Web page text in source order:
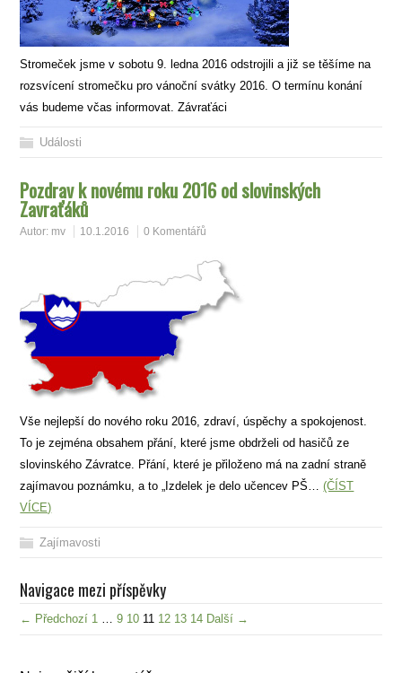
Stromeček jsme v sobotu 9. ledna 2016 odstrojili a již se těšíme na
rozsvícení stromečku pro vánoční svátky 2016. O termínu konání
vás budeme včas informovat. Závraťáci
Události
Pozdrav k novému roku 2016 od slovinských
Zavraťáků
Autor: mv 10.1.2016 0 Komentářů
Vše nejlepší do nového roku 2016, zdraví, úspěchy a spokojenost.
To je zejména obsahem přání, které jsme obdrželi od hasičů ze
slovinského Závratce. Přání, které je přiloženo má na zadní straně
zajímavou poznámku, a to „Izdelek je delo učencev PŠ…(ČÍST
VÍCE)
Zajímavosti
Navigace mezi příspěvky
← Předchozí 1 9 10 11 12 13 14 Další →